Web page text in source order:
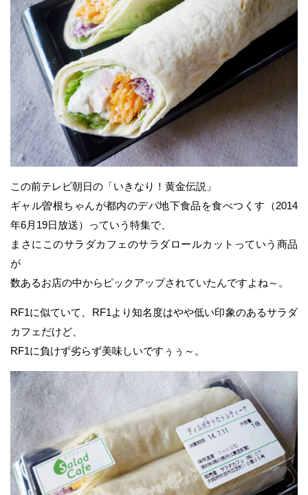
この前テレビ朝日の「いきなり！黄金伝説」
ギャル曽根ちゃんが都内のデパ地下食品を食べつくす（2014
年6月19日放送）っていう特集で、
まさにこのサラダカフェのサラダロールカットっていう商品
が
数あるお店の中からピックアップされていたんですよね～。
RF1に似ていて、RF1より知名度はやや低い印象のあるサラダ
カフェだけど、
RF1に負けず劣らず美味しいですぅぅ～。